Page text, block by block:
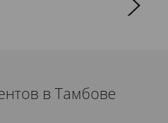
в Тамбове